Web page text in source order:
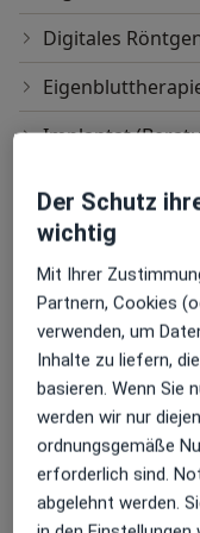
bis zur
Anästhesisten
Bei uns erwartet
kümmert.
Ihr Dr. Andreas
Digitales
Implantat
Knochenaufbau
Oralchirurgische
Parodontitis
Zahnentfernung
Der Schutz
wichtig
Mit Ihrer
Partnern, Cookies
verwenden, um
Inhalte zu liefern,
basieren. Wenn Sie
werden wir nur
ordnungsgemäße
erforderlich sind.
abgelehnt werden.